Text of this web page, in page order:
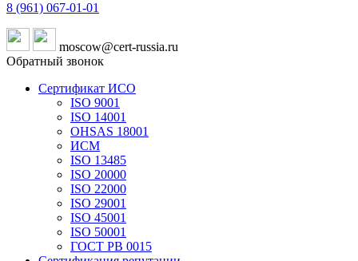
8 (961) 067-01-01
moscow@cert-russia.ru
Обратный звонок
Сертификат ИСО
ISO 9001
ISO 14001
OHSAS 18001
ИСМ
ISO 13485
ISO 20000
ISO 22000
ISO 29001
ISO 45001
ISO 50001
ГОСТ РВ 0015